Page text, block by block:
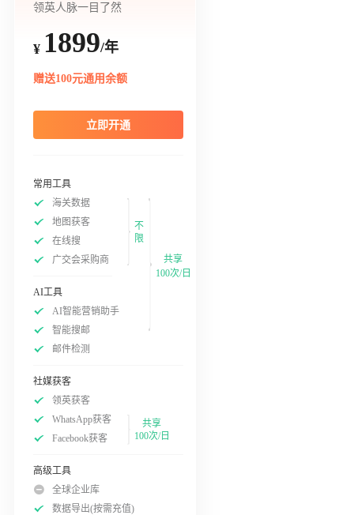
领英人脉一目了然
¥ 1899/年
赠送100元通用余额
立即开通
常用工具
海关数据
地图获客
在线搜
广交会采购商
不
限
AI工具
AI智能营销助手
智能搜邮
邮件检测
社媒获客
领英获客
WhatsApp获客
Facebook获客
共享
100次/日
高级工具
全球企业库
数据导出(按需充值)
共享
100次/日